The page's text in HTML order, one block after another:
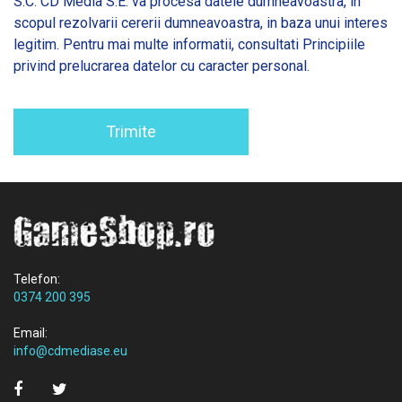
scopul rezolvarii cererii dumneavoastra, in baza unui interes
legitim. Pentru mai multe informatii, consultati Principiile
privind prelucrarea datelor cu caracter personal.
Trimite
Telefon:
0374 200 395
Email:
info@cdmediase.eu